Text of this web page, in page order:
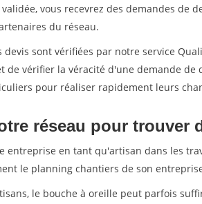
vous recevrez des demandes de
du réseau.
devis sont vérifiées par notre service
de vérifier la véracité d'une demande de
pour réaliser rapidement leurs
réseau pour trouver
entreprise en tant qu'artisan dans les
le planning chantiers de son
le bouche à oreille peut parfois